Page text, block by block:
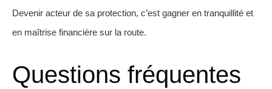
Devenir acteur de sa protection, c’est gagner en tranquillité et
en maîtrise financière sur la route.
Questions fréquentes